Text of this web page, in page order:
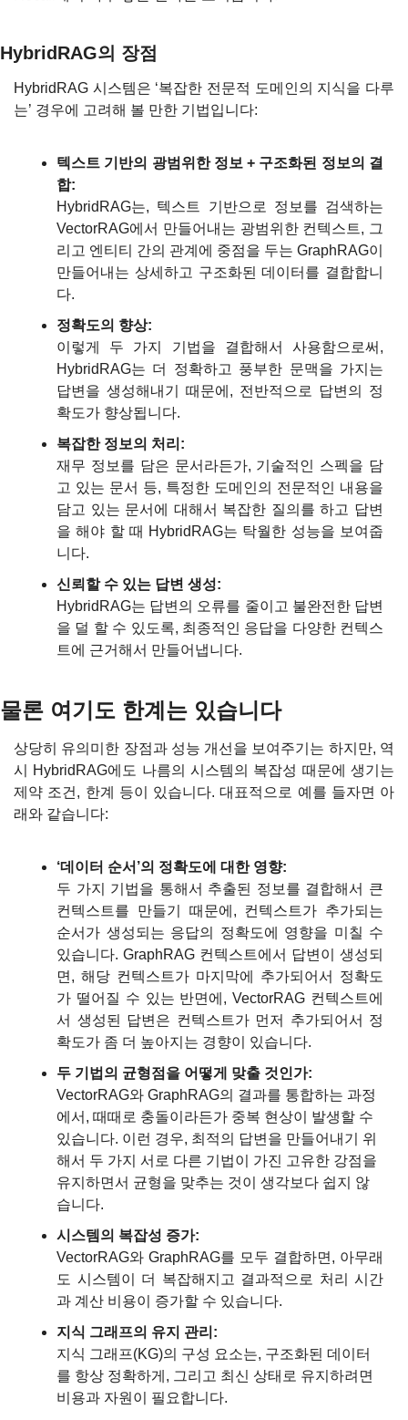
HybridRAG의 장점
HybridRAG 시스템은 ‘복잡한 전문적 도메인의 지식을 다루
는’ 경우에 고려해 볼 만한 기법입니다:
텍스트 기반의 광범위한 정보 + 구조화된 정보의 결
합:
HybridRAG는, 텍스트 기반으로 정보를 검색하는
VectorRAG에서 만들어내는 광범위한 컨텍스트, 그
리고 엔티티 간의 관계에 중점을 두는 GraphRAG이
만들어내는 상세하고 구조화된 데이터를 결합합니
다.
정확도의 향상:
이렇게 두 가지 기법을 결합해서 사용함으로써,
HybridRAG는 더 정확하고 풍부한 문맥을 가지는
답변을 생성해내기 때문에, 전반적으로 답변의 정
확도가 향상됩니다.
복잡한 정보의 처리:
재무 정보를 담은 문서라든가, 기술적인 스펙을 담
고 있는 문서 등, 특정한 도메인의 전문적인 내용을
담고 있는 문서에 대해서 복잡한 질의를 하고 답변
을 해야 할 때 HybridRAG는 탁월한 성능을 보여줍
니다.
신뢰할 수 있는 답변 생성:
HybridRAG는 답변의 오류를 줄이고 불완전한 답변
을 덜 할 수 있도록, 최종적인 응답을 다양한 컨텍스
트에 근거해서 만들어냅니다.
물론 여기도 한계는 있습니다
상당히 유의미한 장점과 성능 개선을 보여주기는 하지만, 역
시 HybridRAG에도 나름의 시스템의 복잡성 때문에 생기는
제약 조건, 한계 등이 있습니다. 대표적으로 예를 들자면 아
래와 같습니다:
‘데이터 순서’의 정확도에 대한 영향:
두 가지 기법을 통해서 추출된 정보를 결합해서 큰
컨텍스트를 만들기 때문에, 컨텍스트가 추가되는
순서가 생성되는 응답의 정확도에 영향을 미칠 수
있습니다. GraphRAG 컨텍스트에서 답변이 생성되
면, 해당 컨텍스트가 마지막에 추가되어서 정확도
가 떨어질 수 있는 반면에, VectorRAG 컨텍스트에
서 생성된 답변은 컨텍스트가 먼저 추가되어서 정
확도가 좀 더 높아지는 경향이 있습니다.
두 기법의 균형점을 어떻게 맞출 것인가:
VectorRAG와 GraphRAG의 결과를 통합하는 과정
에서, 때때로 충돌이라든가 중복 현상이 발생할 수
있습니다. 이런 경우, 최적의 답변을 만들어내기 위
해서 두 가지 서로 다른 기법이 가진 고유한 강점을
유지하면서 균형을 맞추는 것이 생각보다 쉽지 않
습니다.
시스템의 복잡성 증가:
VectorRAG와 GraphRAG를 모두 결합하면, 아무래
도 시스템이 더 복잡해지고 결과적으로 처리 시간
과 계산 비용이 증가할 수 있습니다.
지식 그래프의 유지 관리:
지식 그래프(KG)의 구성 요소는, 구조화된 데이터
를 항상 정확하게, 그리고 최신 상태로 유지하려면
비용과 자원이 필요합니다.